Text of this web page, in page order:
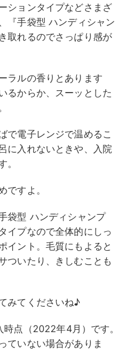
ションタイプなどさまざ
『手袋型 ハンディシャン
取れるのでさっぱり感が
ラルの香りとあります
るからか、スーッとした
で電子レンジで温めるこ
に入れないときや、入院
。
ですよ。
袋型 ハンディシャンプ
イプなので全体的にしっ
イント。毛質にもよると
ついたり、きしむことも
みてくださいね♪
点（2022年4月）です。
ていない場合がありま